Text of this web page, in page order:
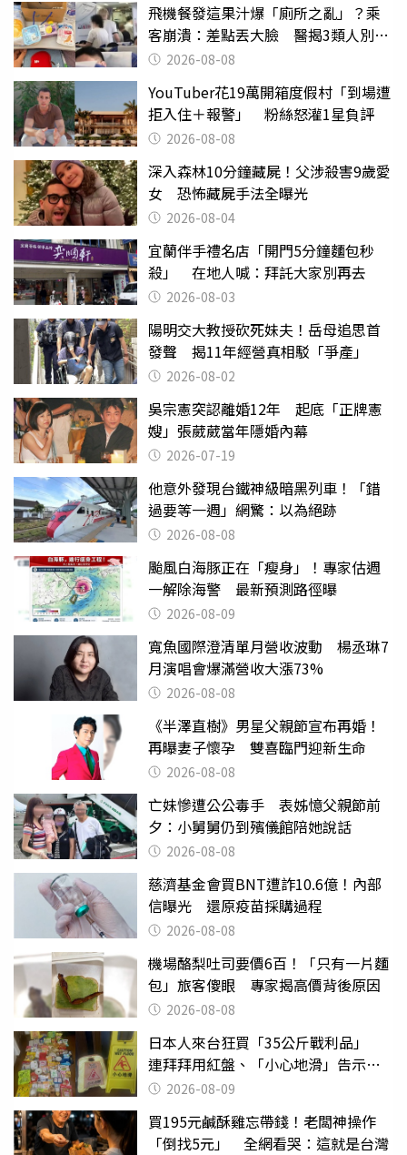
飛機餐發這果汁爆「廁所之亂」？乘
客崩潰：差點丟大臉 醫揭3類人別亂
喝 2026-08-08
YouTuber花19萬開箱度假村「到場遭
拒入住＋報警」 粉絲怒灌1星負評
2026-08-08
深入森林10分鐘藏屍！父涉殺害9歲愛
女 恐怖藏屍手法全曝光
2026-08-04
宜蘭伴手禮名店「開門5分鐘麵包秒
殺」 在地人喊：拜託大家別再去
2026-08-03
陽明交大教授砍死妹夫！岳母追思首
發聲 揭11年經營真相駁「爭產」
2026-08-02
吳宗憲突認離婚12年 起底「正牌憲
嫂」張葳葳當年隱婚內幕
2026-07-19
他意外發現台鐵神級暗黑列車！「錯
過要等一週」網驚：以為絕跡
2026-08-08
颱風白海豚正在「瘦身」！專家估週
一解除海警 最新預測路徑曝
2026-08-09
寬魚國際澄清單月營收波動 楊丞琳7
月演唱會爆滿營收大漲73%
2026-08-08
《半澤直樹》男星父親節宣布再婚！
再曝妻子懷孕 雙喜臨門迎新生命
2026-08-08
亡妹慘遭公公毒手 表姊憶父親節前
夕：小舅舅仍到殯儀館陪她說話
2026-08-08
慈濟基金會買BNT遭詐10.6億！內部
信曝光 還原疫苗採購過程
2026-08-08
機場酪梨吐司要價6百！「只有一片麵
包」旅客傻眼 專家揭高價背後原因
2026-08-08
日本人來台狂買「35公斤戰利品」
連拜拜用紅盤、「小心地滑」告示牌
也帶回家
2026-08-09
買195元鹹酥雞忘帶錢！老闆神操作
「倒找5元」 全網看哭：這就是台灣